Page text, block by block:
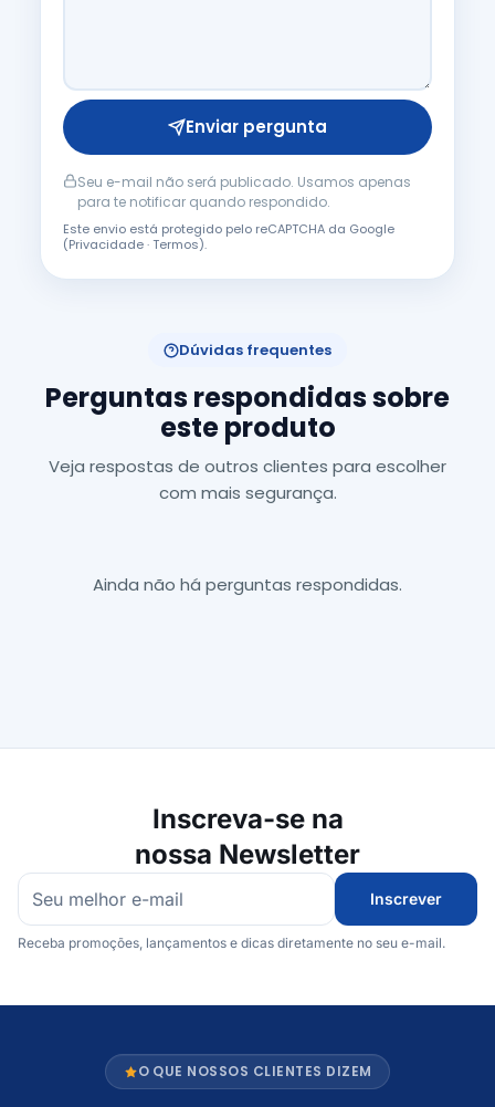
Enviar pergunta
Seu e-mail não será publicado. Usamos apenas
para te notificar quando respondido.
Este envio está protegido pelo reCAPTCHA da Google
(Privacidade·Termos).
Dúvidas frequentes
Perguntas respondidas sobre
este produto
Veja respostas de outros clientes para escolher
com mais segurança.
Ainda não há perguntas respondidas.
Inscreva-se na
nossa Newsletter
Inscrever
Receba promoções, lançamentos e dicas diretamente no seu e-mail.
O QUE NOSSOS CLIENTES DIZEM